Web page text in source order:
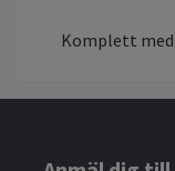
Komplett med